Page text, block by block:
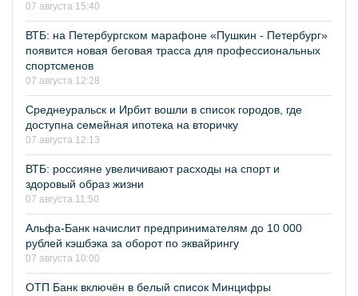
07 августа 15:40
ВТБ: на Петербургском марафоне «Пушкин - Петербург»
появится новая беговая трасса для профессиональных
спортсменов
07 августа 12:28
Среднеуральск и Ирбит вошли в список городов, где
доступна семейная ипотека на вторичку
07 августа 12:13
ВТБ: россияне увеличивают расходы на спорт и
здоровый образ жизни
07 августа 11:50
Альфа-Банк начислит предпринимателям до 10 000
рублей кэшбэка за оборот по эквайрингу
07 августа 10:00
ОТП Банк включён в белый список Минцифры